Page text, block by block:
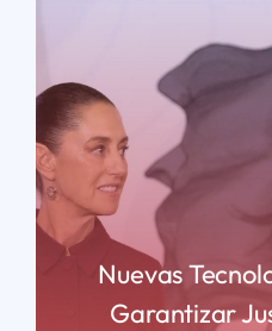
Nuevas
Garantizar